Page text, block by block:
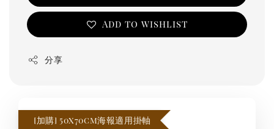
Add to wishlist
分享
[加購] 50x70cm海報適用掛軸